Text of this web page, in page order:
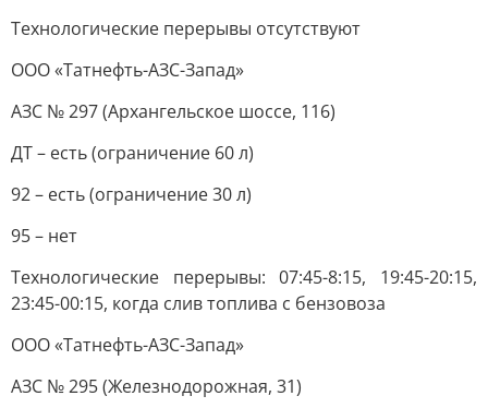
Технологические перерывы отсутствуют
ООО «Татнефть-АЗС-Запад»
АЗС № 297 (Архангельское шоссе, 116)
ДТ – есть (ограничение 60 л)
92 – есть (ограничение 30 л)
95 – нет
Технологические перерывы: 07:45-8:15, 19:45-20:15,
23:45-00:15, когда слив топлива с бензовоза
ООО «Татнефть-АЗС-Запад»
АЗС № 295 (Железнодорожная, 31)